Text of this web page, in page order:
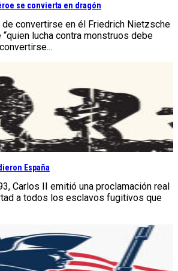
se convierta en dragón
de convertirse en él Friedrich Nietzsche
lucha contra monstruos debe
España
Carlos II emitió una proclamación real
a todos los esclavos fugitivos que